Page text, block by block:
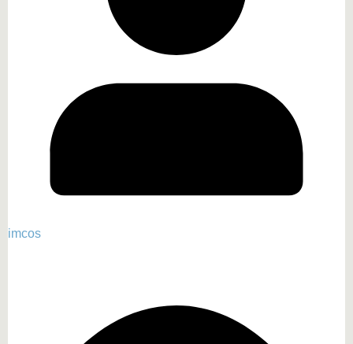
imcos